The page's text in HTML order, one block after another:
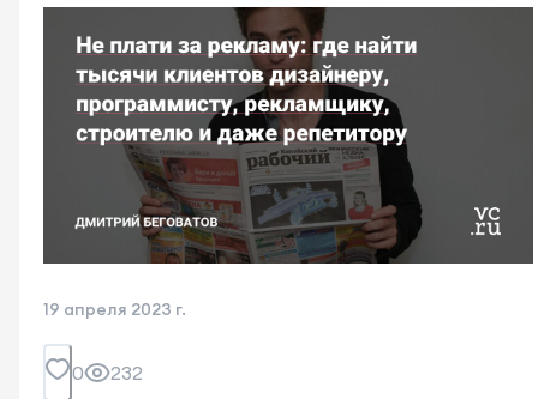
19 апреля 2023 г.
0 232